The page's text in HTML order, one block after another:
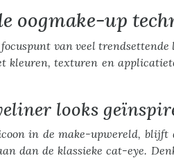
oogmake-up
van veel
kleuren, texturen en
looks
in de make-upwereld, blijft
dan de klassieke cat-eye.